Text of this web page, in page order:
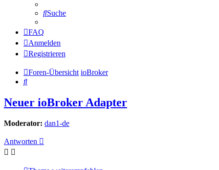
Suche
FAQ
Anmelden
Registrieren
Foren-Übersicht ioBroker
Suche
Neuer ioBroker Adapter
Moderator: dan1-de
Antworten